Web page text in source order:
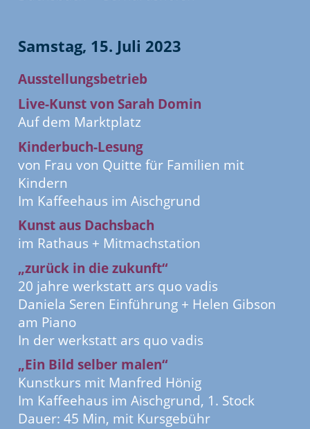
Samstag, 15. Juli 2023
Ausstellungsbetrieb
Live-Kunst von Sarah Domin
Auf dem Marktplatz
Kinderbuch-Lesung
von Frau von Quitte für Familien mit
Kindern
Im Kaffeehaus im Aischgrund
Kunst aus Dachsbach
im Rathaus + Mitmachstation
„zurück in die zukunft“
20 jahre werkstatt ars quo vadis
Daniela Seren Einführung + Helen Gibson
am Piano
In der werkstatt ars quo vadis
„Ein Bild selber malen“
Kunstkurs mit Manfred Hönig
Im Kaffeehaus im Aischgrund, 1. Stock
Dauer: 45 Min, mit Kursgebühr